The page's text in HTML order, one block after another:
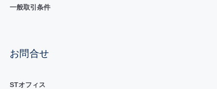
一般取引条件
お問合せ
STオフィス